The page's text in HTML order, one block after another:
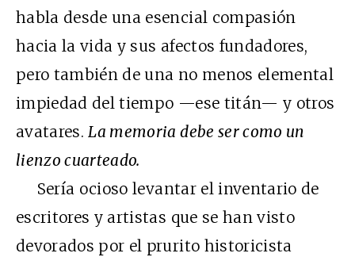
habla desde una esencial compasión
hacia la vida y sus afectos fundadores,
pero también de una no menos elemental
impiedad del tiempo —ese titán— y otros
avatares.La memoria debe ser como un
lienzo cuarteado.
Sería ocioso levantar el inventario de
escritores y artistas que se han visto
devorados por el prurito historicista